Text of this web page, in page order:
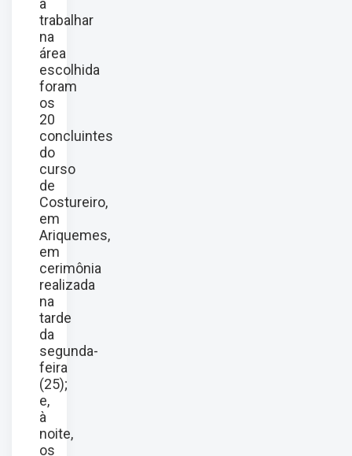
trabalhar
na
área
escolhida
foram
os
20
concluintes
do
curso
de
Costureiro,
em
Ariquemes,
em
cerimônia
realizada
na
tarde
da
segunda-
feira
(25);
e,
à
noite,
os